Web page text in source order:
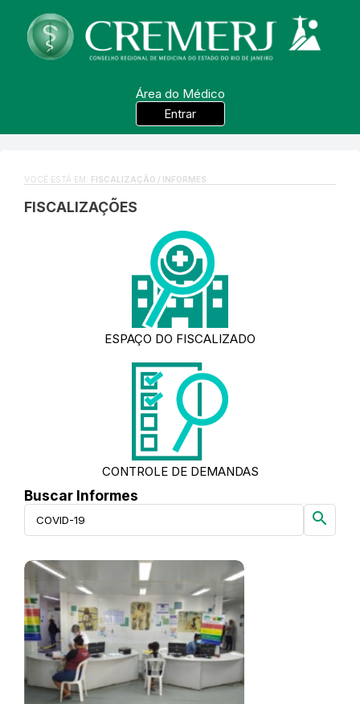
Área do Médico
Entrar
VOCÊ ESTÁ EM: FISCALIZAÇÃO / INFORMES
FISCALIZAÇÕES
ESPAÇO DO FISCALIZADO
CONTROLE DE DEMANDAS
Buscar Informes
search